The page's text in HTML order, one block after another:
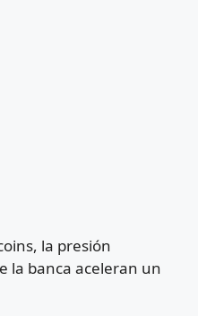
la presión
la banca aceleran un